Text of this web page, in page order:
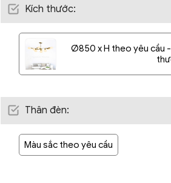
Kích thước:
Ø850 x H theo yêu cầu -
Thân đèn:
Màu sắc theo yêu cầu